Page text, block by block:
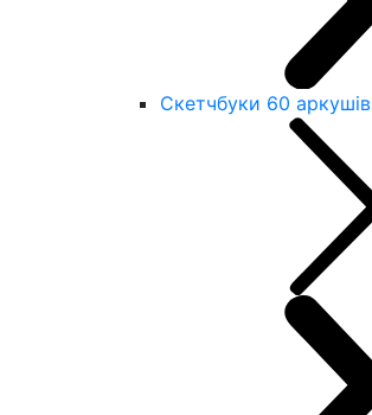
Скетчбуки 60 аркушів